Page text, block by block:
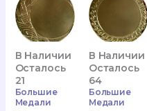
В Наличии
Осталось
21
Большие
Медали
В Наличии
Осталось
64
Большие
Медали